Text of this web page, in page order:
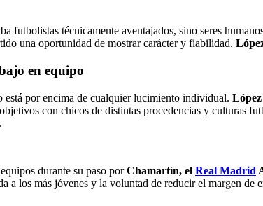
futbolistas técnicamente aventajados, sino seres
una oportunidad de mostrar carácter y fiabilidad.
en equipo
está por encima de cualquier lucimiento individual.
con chicos de distintas procedencias y culturas
durante su paso porChamartín, el Real Madrid
a los más jóvenes y la voluntad de reducir el margen